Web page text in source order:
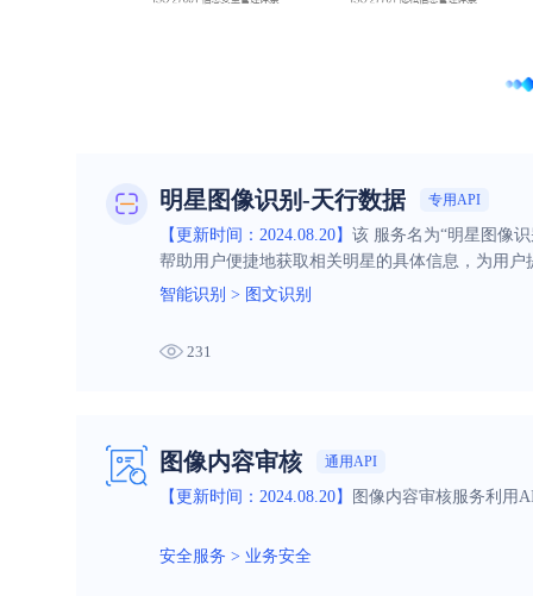
明星图像识别-天行数据 专用API
【更新时间：2024.08.20】 该 服务名为“明星图像
帮助用户便捷地获取相关明星的具体信息，为用
智能识别 > 图文识别
231
图像内容审核 通用API
【更新时间：2024.08.20】 图像内容审核服务利用
安全服务 > 业务安全